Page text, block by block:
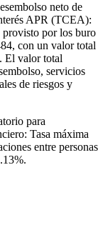
neto de
APR (TCEA):
por los buro
con un valor total
El valor total
servicios
de riesgos y
para
Tasa máxima
entre personas